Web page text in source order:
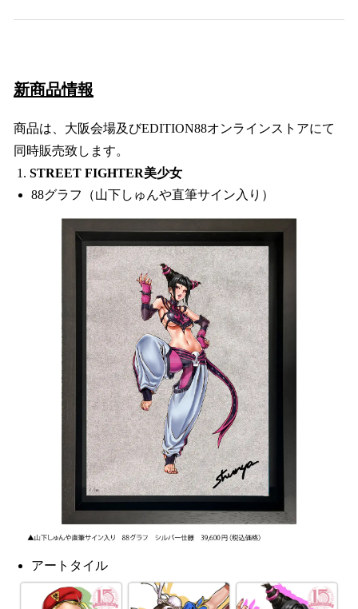
新商品情報
商品は、大阪会場及びEDITION88オンラインストアにて
同時販売致します。
STREET FIGHTER美少女
88グラフ（山下しゅんや直筆サイン入り）
アートタイル